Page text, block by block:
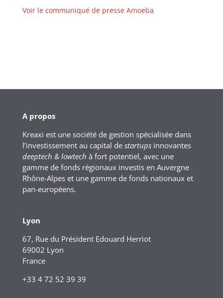
Voir le communiqué de presse Amoeba
A propos
Kreaxi est une société de gestion spécialisée dans
l’investissement au capital de startupsinnovantes
deeptech & lowtech à fort potentiel, avec une
gamme de fonds régionaux investis en Auvergne
Rhône-Alpes et une gamme de fonds nationaux et
pan-européens.
Lyon
67, Rue du Président Edouard Herriot
69002 Lyon
France
+33 4 72 52 39 39